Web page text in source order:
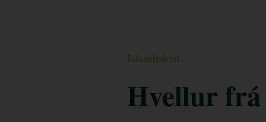
Islandpferd
Hvellur